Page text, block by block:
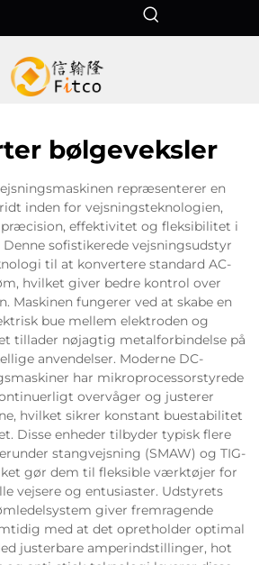
bølgeveksler
repræsenterer en
inden for vejsningsteknologien,
effektivitet og fleksibilitet i
sofistikerede vejsningsudstyr
til at konvertere standard AC-
hvilket giver bedre kontrol over
Maskinen fungerer ved at skabe en
bue mellem elektroden og
tillader nøjagtig metalforbindelse på
anvendelser. Moderne DC-
har mikroprocessorstyrede
overvåger og justerer
hvilket sikrer konstant buestabilitet
Disse enheder tilbyder typisk flere
stangvejsning (SMAW) og TIG-
gør dem til fleksible værktøjer for
vejsere og entusiaster. Udstyrets
giver fremragende
med at det opretholder optimal
justerbare amperindstillinger, hot